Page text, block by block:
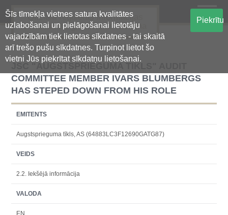
Šīs tīmekļa vietnes satura kvalitātes
uzlabošanai un pielāgošanai lietotāju
vajadzībām tiek lietotas sīkdatnes - tai skaitā
arī trešo pušu sīkdatnes. Turpinot lietot šo
vietni Jūs piekrītat sīkdatņu lietošanai.
Piekrītu
Oficiālā regulētās informācijas
centralizētā glabāšanas sistēma
JSC "AUGSTSPRIEGUMA TIKLS" AUDIT
COMMITTEE MEMBER IVARS BLUMBERGS
HAS STEPED DOWN FROM HIS ROLE
EMITENTS
Augstsprieguma tīkls, AS (64883LC3F12690GATG87)
VEIDS
2.2. Iekšējā informācija
VALODA
EN